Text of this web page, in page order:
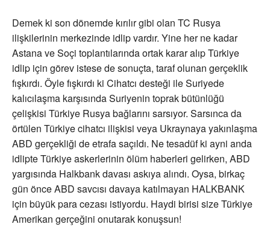
Demek ki son dönemde kırılır gibi olan TC Rusya
ilişkilerinin merkezinde idlip vardır. Yine her ne kadar
Astana ve Soçi toplantılarında ortak karar alıp Türkiye
idlip için görev istese de sonuçta, taraf olunan gerçeklik
fışkırdı. Öyle fışkırdı ki Cihatcı desteği ile Suriyede
kalıcılaşma karşısında Suriyenin toprak bütünlüğü
çelişkisi Türkiye Rusya bağlarını sarsıyor. Sarsınca da
örtülen Türkiye cihatcı ilişkisi veya Ukraynaya yakınlaşma
ABD gerçekliği de etrafa saçıldı. Ne tesadüf ki ayni anda
idlipte Türkiye askerlerinin ölüm haberleri gelirken, ABD
yargısında Halkbank davası askıya alındı. Oysa, birkaç
gün önce ABD savcısı davaya katılmayan HALKBANK
için büyük para cezası istiyordu. Haydi birisi size Türkiye
Amerikan gerçeğini onutarak konuşsun!